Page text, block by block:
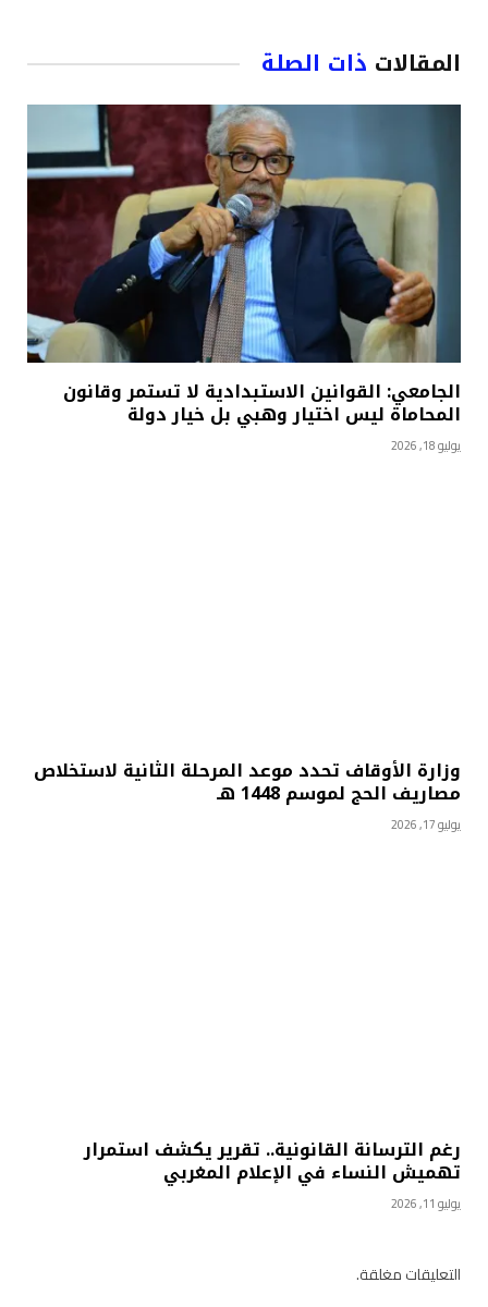
المقالات ذات الصلة
الجامعي: القوانين الاستبدادية لا تستمر وقانون
المحاماة ليس اختيار وهبي بل خيار دولة
يوليو 18, 2026
وزارة الأوقاف تحدد موعد المرحلة الثانية لاستخلاص
مصاريف الحج لموسم 1448 هـ
يوليو 17, 2026
رغم الترسانة القانونية.. تقرير يكشف استمرار
تهميش النساء في الإعلام المغربي
يوليو 11, 2026
التعليقات مغلقة.